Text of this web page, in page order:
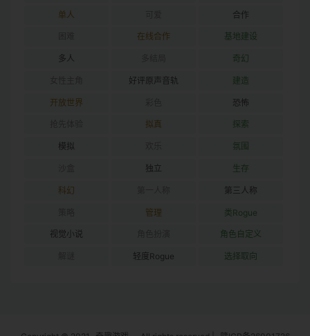
单人 合作
在线合作 基地建设
多人 奇幻
好评原声音轨 建造
开放世界 恐怖
拟真 探索
模拟 氛围
独立 生存
科幻 第三人称
管理 类Rogue
视觉小说 角色自定义
轻度Rogue 选择取向